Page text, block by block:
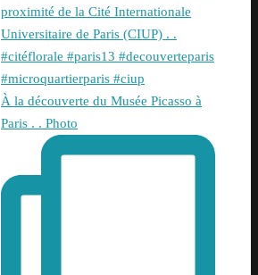
À la découverte du Musée Picasso à
Paris . . Photo